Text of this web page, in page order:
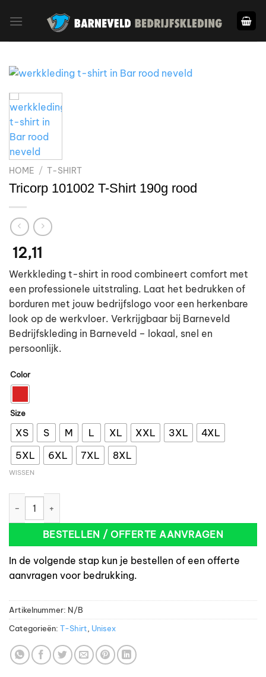
naar
HOME / T-SHIRT
Tricorp 101002 T-Shirt 190g rood
12,11
Werkkleding t-shirt in rood combineert comfort met
een professionele uitstraling. Laat het bedrukken of
borduren met jouw bedrijfslogo voor een herkenbare
look op de werkvloer. Verkrijgbaar bij Barneveld
Bedrijfskleding in Barneveld – lokaal, snel en
persoonlijk.
Color
Size
XS S M L XL XXL 3XL
4XL
5XL
6XL 7XL 8XL
WISSEN
Tricorp 101002 T-Shirt 190g rood aantal
BESTELLEN / OFFERTE AANVRAGEN
In de volgende stap kun je bestellen of een offerte
aanvragen voor bedrukking.
Artikelnummer: N/B
Categorieën: T-Shirt Unisex